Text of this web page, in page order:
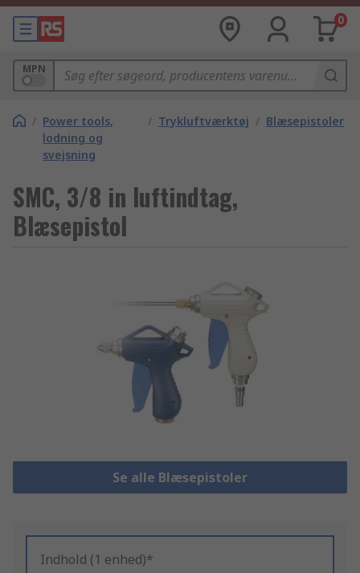
0
MPN
/ Power tools,
lodning og
svejsning
/ Trykluftværktøj / Blæsepistoler
SMC, 3/8 in luftindtag,
Blæsepistol
Se alle Blæsepistoler
Indhold (1 enhed)*